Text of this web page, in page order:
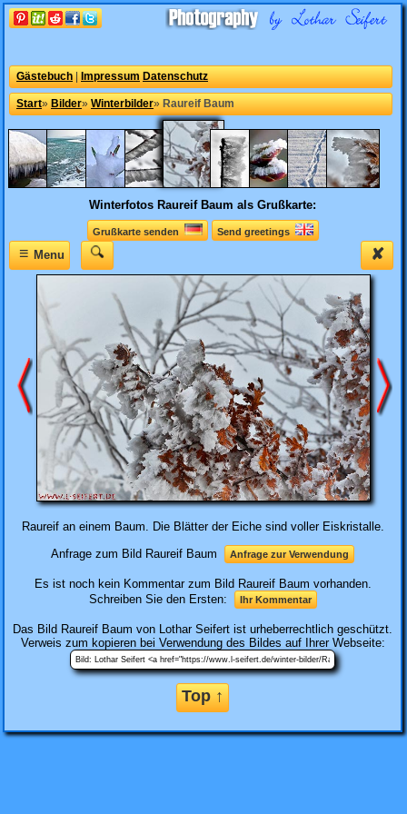
Gästebuch Impressum Datenschutz
Start» Bilder» Winterbilder» Raureif Baum
Winterfotos Raureif Baum als Grußkarte:
Grußkarte senden Send greetings
✘
≡Menu
Raureif an einem Baum. Die Blätter der Eiche sind voller Eiskristalle.
Anfrage zum Bild Raureif Baum
Anfrage zur Verwendung
Es ist noch kein Kommentar zum Bild Raureif Baum vorhanden.
Schreiben Sie den Ersten:
Ihr Kommentar
Das Bild Raureif Baum von Lothar Seifert ist urheberrechtlich geschützt.
Verweis zum kopieren bei Verwendung des Bildes auf Ihrer Webseite:
Top ↑